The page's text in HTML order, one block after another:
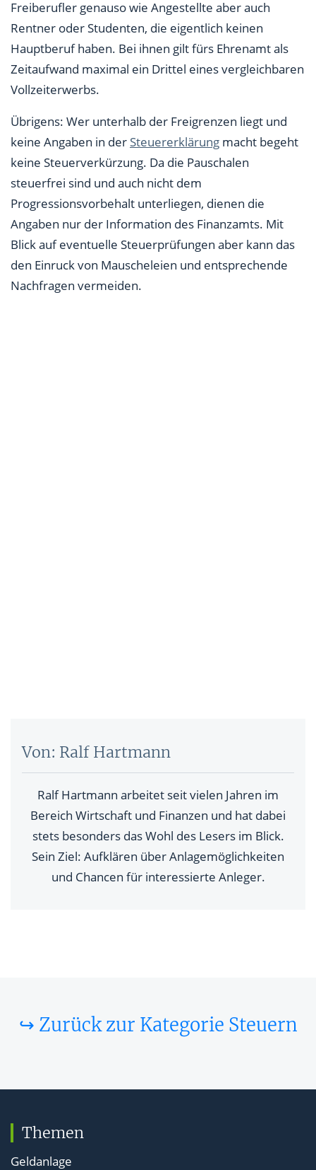
Freiberufler genauso wie Angestellte aber auch
Rentner oder Studenten, die eigentlich keinen
Hauptberuf haben. Bei ihnen gilt fürs Ehrenamt als
Zeitaufwand maximal ein Drittel eines vergleichbaren
Vollzeiterwerbs.
Übrigens: Wer unterhalb der Freigrenzen liegt und
keine Angaben in der Steuererklärung macht begeht
keine Steuerverkürzung. Da die Pauschalen
steuerfrei sind und auch nicht dem
Progressionsvorbehalt unterliegen, dienen die
Angaben nur der Information des Finanzamts. Mit
Blick auf eventuelle Steuerprüfungen aber kann das
den Einruck von Mauscheleien und entsprechende
Nachfragen vermeiden.
Von: Ralf Hartmann
Ralf Hartmann arbeitet seit vielen Jahren im
Bereich Wirtschaft und Finanzen und hat dabei
stets besonders das Wohl des Lesers im Blick.
Sein Ziel: Aufklären über Anlagemöglichkeiten
und Chancen für interessierte Anleger.
↪ Zurück zur Kategorie Steuern
Themen
Geldanlage